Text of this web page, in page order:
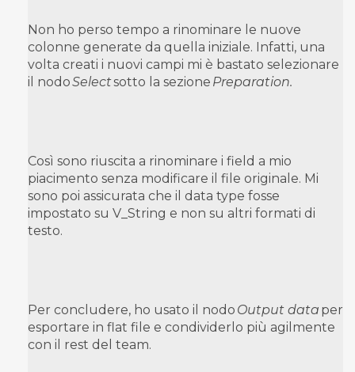
Non ho perso tempo a rinominare le nuove
colonne generate da quella iniziale. Infatti, una
volta creati i nuovi campi mi è bastato selezionare
il nodoSelectsotto la sezione Preparation.
Così sono riuscita a rinominare i field a mio
piacimento senza modificare il file originale. Mi
sono poi assicurata che il data type fosse
impostato su V_String e non su altri formati di
testo.
Per concludere, ho usato il nodo Output data per
esportare in flat file e condividerlo più agilmente
con il rest del team.